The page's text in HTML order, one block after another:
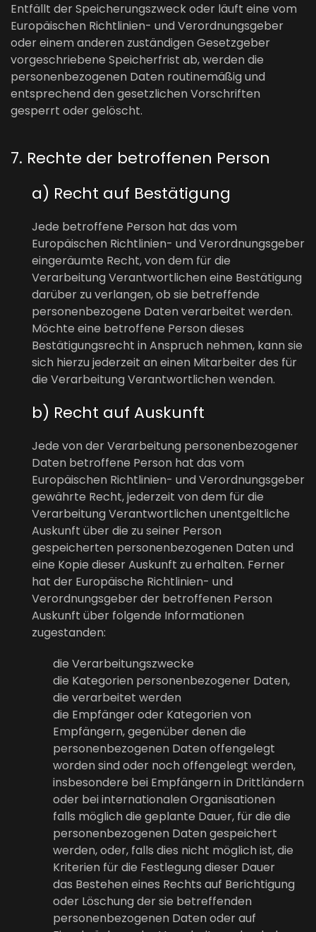
Entfällt der Speicherungszweck oder läuft eine vom
Europäischen Richtlinien- und Verordnungsgeber
oder einem anderen zuständigen Gesetzgeber
vorgeschriebene Speicherfrist ab, werden die
personenbezogenen Daten routinemäßig und
entsprechend den gesetzlichen Vorschriften
gesperrt oder gelöscht.
7. Rechte der betroffenen Person
a) Recht auf Bestätigung
Jede betroffene Person hat das vom
Europäischen Richtlinien- und Verordnungsgeber
eingeräumte Recht, von dem für die
Verarbeitung Verantwortlichen eine Bestätigung
darüber zu verlangen, ob sie betreffende
personenbezogene Daten verarbeitet werden.
Möchte eine betroffene Person dieses
Bestätigungsrecht in Anspruch nehmen, kann sie
sich hierzu jederzeit an einen Mitarbeiter des für
die Verarbeitung Verantwortlichen wenden.
b) Recht auf Auskunft
Jede von der Verarbeitung personenbezogener
Daten betroffene Person hat das vom
Europäischen Richtlinien- und Verordnungsgeber
gewährte Recht, jederzeit von dem für die
Verarbeitung Verantwortlichen unentgeltliche
Auskunft über die zu seiner Person
gespeicherten personenbezogenen Daten und
eine Kopie dieser Auskunft zu erhalten. Ferner
hat der Europäische Richtlinien- und
Verordnungsgeber der betroffenen Person
Auskunft über folgende Informationen
zugestanden:
die Verarbeitungszwecke
die Kategorien personenbezogener Daten,
die verarbeitet werden
die Empfänger oder Kategorien von
Empfängern, gegenüber denen die
personenbezogenen Daten offengelegt
worden sind oder noch offengelegt werden,
insbesondere bei Empfängern in Drittländern
oder bei internationalen Organisationen
falls möglich die geplante Dauer, für die die
personenbezogenen Daten gespeichert
werden, oder, falls dies nicht möglich ist, die
Kriterien für die Festlegung dieser Dauer
das Bestehen eines Rechts auf Berichtigung
oder Löschung der sie betreffenden
personenbezogenen Daten oder auf